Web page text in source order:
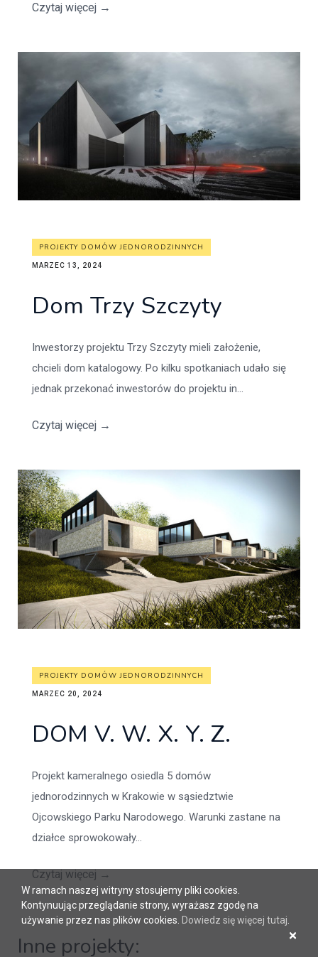
Czytaj więcej →
PROJEKTY DOMÓW JEDNORODZINNYCH
MARZEC 13, 2024
Dom Trzy Szczyty
Inwestorzy projektu Trzy Szczyty mieli założenie,
chcieli dom katalogowy. Po kilku spotkaniach udało się
jednak przekonać inwestorów do projektu in...
Czytaj więcej →
PROJEKTY DOMÓW JEDNORODZINNYCH
MARZEC 20, 2024
DOM V. W. X. Y. Z.
Projekt kameralnego osiedla 5 domów
jednorodzinnych w Krakowie w sąsiedztwie
Ojcowskiego Parku Narodowego. Warunki zastane na
działce sprowokowały...
Czytaj więcej →
Inne projekty:
W ramach naszej witryny stosujemy pliki cookies.
Kontynuując przeglądanie strony, wyrażasz zgodę na
używanie przez nas plików cookies. Dowiedz się więcej tutaj
×